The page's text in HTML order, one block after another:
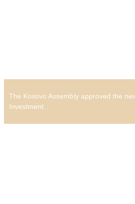
The Kosovo Assembly approved the
Investment…